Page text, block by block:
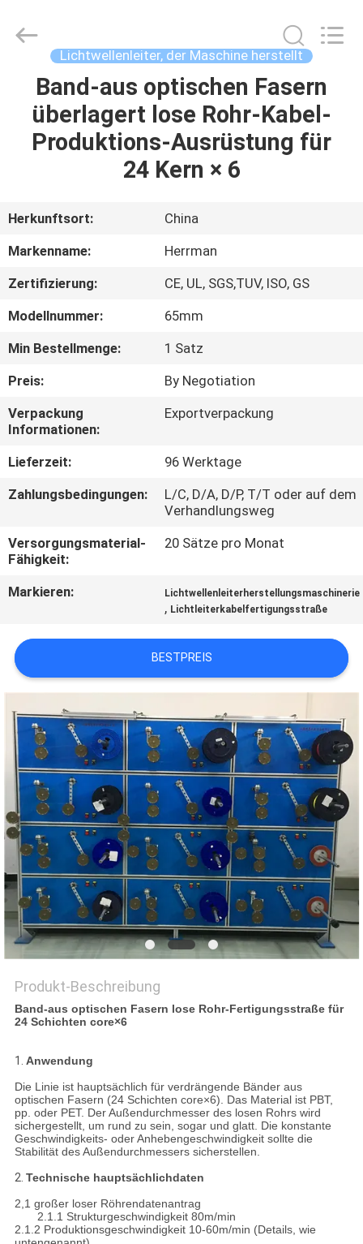
HAUS
PRODUKTE
UNS
AUSFLUG
QUALITÄTSKONTROLLE
TRETEN
SIE
MIT
UNS
VERBINDUNG
NACHRICHTEN
FORDERN
SIE
EIN
ZITAT
SITEMAP
DATENSCHUTZRICHTLINIE
Reserved.
Developed
Lichtwellenleiter, der Maschine herstellt
Band-aus optischen Fasern
überlagert lose Rohr-Kabel-
Produktions-Ausrüstung für
24 Kern × 6
Herkunftsort:
China
Markenname:
Herrman
Zertifizierung:
CE, UL, SGS,TUV, ISO, GS
Modellnummer:
65mm
Min Bestellmenge:
1 Satz
Preis:
By Negotiation
Verpackung
Informationen:
Exportverpackung
Lieferzeit:
96 Werktage
Zahlungsbedingungen:
L/C, D/A, D/P, T/T oder auf dem
Verhandlungsweg
Versorgungsmaterial-
Fähigkeit:
20 Sätze pro Monat
Markieren: Lichtwellenleiterherstellungsmaschinerie
, Lichtleiterkabelfertigungsstraße
BESTPREIS
Produkt-Beschreibung
Band-aus optischen Fasern lose Rohr-Fertigungsstraße für
24 Schichten core×6
1. Anwendung
Die Linie ist hauptsächlich für verdrängende Bänder aus
optischen Fasern (24 Schichten core×6). Das Material ist PBT,
pp. oder PET. Der Außendurchmesser des losen Rohrs wird
sichergestellt, um rund zu sein, sogar und glatt. Die konstante
Geschwindigkeits- oder Anhebengeschwindigkeit sollte die
Stabilität des Außendurchmessers sicherstellen.
2. Technische hauptsächlichdaten
2,1 großer loser Röhrendatenantrag
2.1.1 Strukturgeschwindigkeit 80m/min
2.1.2 Produktionsgeschwindigkeit 10-60m/min (Details, wie